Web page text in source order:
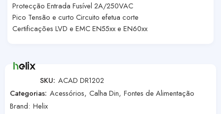
Protecção Entrada Fusível 2A/250VAC
Pico Tensão e curto Circuito efetua corte
Certificações LVD e EMC EN55xx e EN60xx
SKU: ACAD DR1202
Categorias: Acessórios, Calha Din, Fontes de Alimentação
Brand: Helix